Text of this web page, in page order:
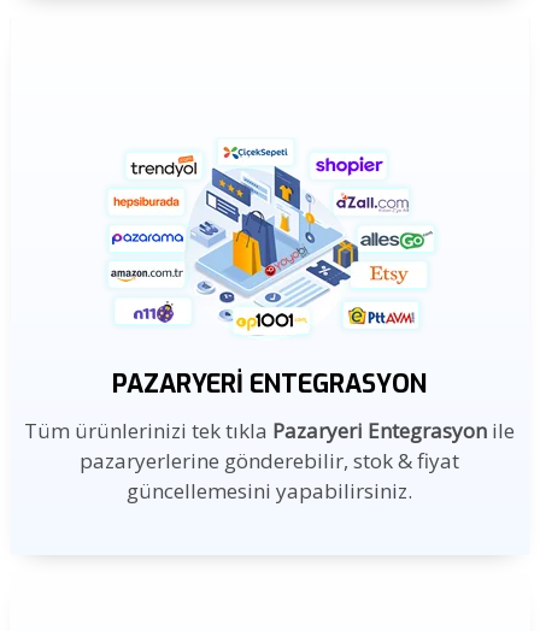
PAZARYERI ENTEGRASYON
Tüm ürünlerinizi tek tıkla Pazaryeri Entegrasyon ile
pazaryerlerine gönderebilir, stok & fiyat
güncellemesini yapabilirsiniz.